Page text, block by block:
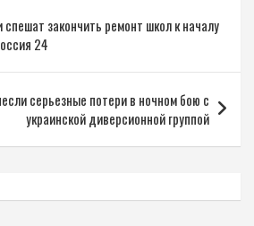
спешат закончить ремонт школ к началу
24
серьезные потери в ночном бою с
украинской диверсионной группой